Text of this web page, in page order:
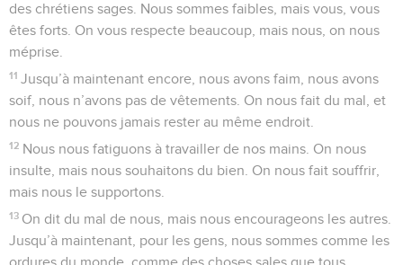
des chrétiens sages. Nous sommes faibles, mais vous, vous
êtes forts. On vous respecte beaucoup, mais nous, on nous
méprise.
11 Jusqu’à maintenant encore, nous avons faim, nous avons
soif, nous n’avons pas de vêtements. On nous fait du mal, et
nous ne pouvons jamais rester au même endroit.
12 Nous nous fatiguons à travailler de nos mains. On nous
insulte, mais nous souhaitons du bien. On nous fait souffrir,
mais nous le supportons.
13 On dit du mal de nous, mais nous encourageons les autres.
Jusqu’à maintenant, pour les gens, nous sommes comme les
ordures du monde, comme des choses sales que tous